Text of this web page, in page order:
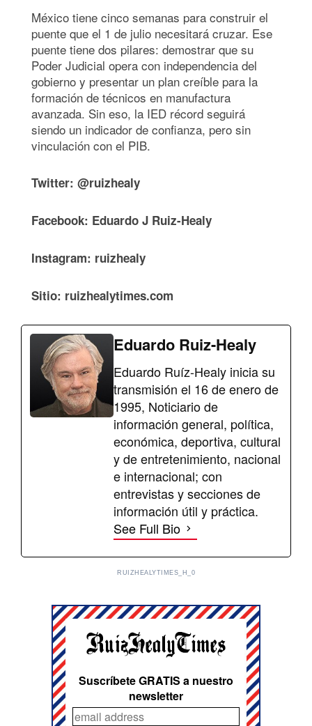
México tiene cinco semanas para construir el
puente que el 1 de julio necesitará cruzar. Ese
puente tiene dos pilares: demostrar que su
Poder Judicial opera con independencia del
gobierno y presentar un plan creíble para la
formación de técnicos en manufactura
avanzada. Sin eso, la IED récord seguirá
siendo un indicador de confianza, pero sin
vinculación con el PIB.
Twitter: @ruizhealy
Facebook: Eduardo J Ruiz-Healy
Instagram: ruizhealy
Sitio: ruizhealytimes.com
Eduardo Ruiz-Healy
Eduardo Ruíz-Healy inicia su
transmisión el 16 de enero de
1995, Noticiario de
información general, política,
económica, deportiva, cultural
y de entretenimiento, nacional
e internacional; con
entrevistas y secciones de
información útil y práctica.
See Full Bio
RUIZHEALYTIMES_H_0
Suscríbete GRATIS a nuestro
newsletter